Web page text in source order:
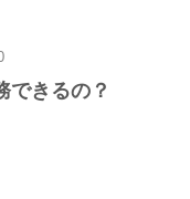
できるの？